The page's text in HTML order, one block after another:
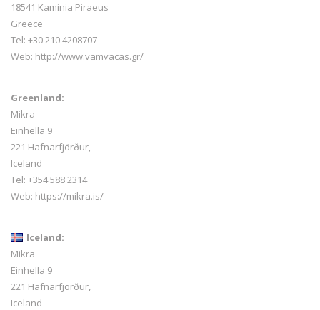
18541 Kaminia Piraeus
Greece
Tel: +30 210 4208707
Web: http://www.vamvacas.gr/
Greenland:
Mikra
Einhella 9
221 Hafnarfjörður,
Iceland
Tel: +354 588 2314
Web: https://mikra.is/
Iceland:
Mikra
Einhella 9
221 Hafnarfjörður,
Iceland